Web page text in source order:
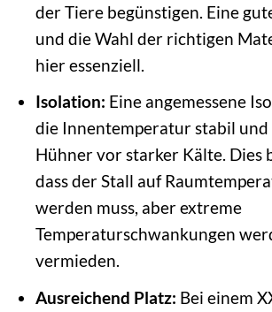
der Tiere begünstigen. Eine
und die Wahl der richtigen
hier essenziell.
Isolation: Eine angemessene
die Innentemperatur stabil
Hühner vor starker Kälte. Dies
dass der Stall auf
werden muss, aber extreme
Temperaturschwankungen
vermieden.
Ausreichend Platz: Bei einem